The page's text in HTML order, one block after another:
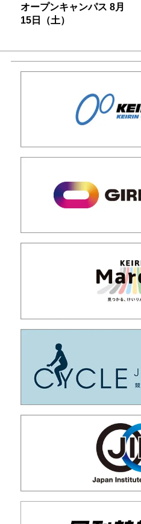
オープンキャンパス 8月
15日（土）